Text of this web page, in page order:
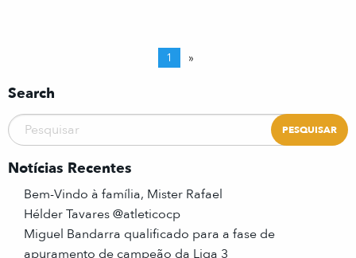
1 »
Search
Notícias Recentes
Bem-Vindo à família, Mister Rafael
Hélder Tavares @atleticocp
Miguel Bandarra qualificado para a fase de
apuramento de campeão da Liga 3